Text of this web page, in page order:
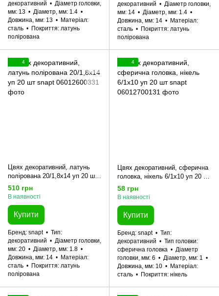
декоративний
Діаметр головки,
мм 13 Діаметр, мм 1.4
Довжина, мм 13
Матеріал
сталь
Покриття латунь
полірована
декоративний
Діаметр головки,
мм 14 Діаметр, мм 1.4
Довжина, мм 14
Матеріал
сталь
Покриття латунь
полірована
4
Цвях декоративний, латунь
полірована 20/1,8x14 уп 20 шт
snapt
510 грн
В наявності
Купити
Бренд snapt
Тип
декоративний
Діаметр головки,
мм 20 Діаметр, мм 1.8
Довжина, мм 14
Матеріал
сталь
Покриття латунь
полірована
4
Цвях декоративний, сферична
головка, нікель 6/1x10 уп 20 шт
snapt
58 грн
В наявності
Купити
Бренд snapt
Тип
декоративний
Тип головки
сферична головка
Діаметр
головки, мм 6 Діаметр, мм 1
Довжина, мм 10
Матеріал
сталь
Покриття нікель